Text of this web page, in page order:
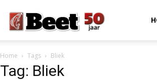
Home Tags Bliek
Tag: Bliek